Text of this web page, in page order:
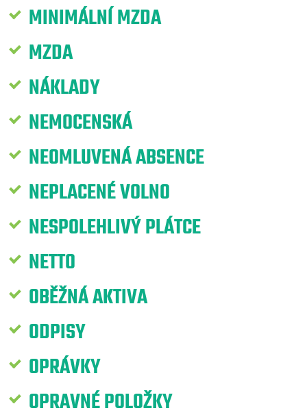
MINIMÁLNÍ MZDA
MZDA
NÁKLADY
NEMOCENSKÁ
NEOMLUVENÁ ABSENCE
NEPLACENÉ VOLNO
NESPOLEHLIVÝ PLÁTCE
NETTO
OBĚŽNÁ AKTIVA
ODPISY
OPRÁVKY
OPRAVNÉ POLOŽKY